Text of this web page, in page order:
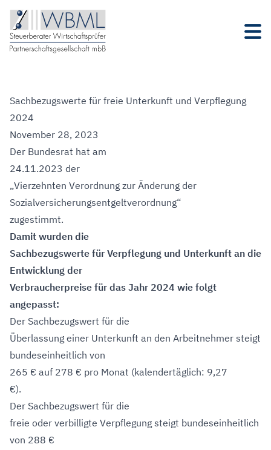
Sachbezugswerte für freie Unterkunft und Verpflegung
2024
November 28, 2023
Der Bundesrat hat am
24.11.2023 der
„Vierzehnten Verordnung zur Änderung der
Sozialversicherungsentgeltverordnung“
zugestimmt.
Damit wurden die
Sachbezugswerte für Verpflegung und Unterkunft an die
Entwicklung der
Verbraucherpreise für das Jahr 2024 wie folgt
angepasst:
Der Sachbezugswert für die
Überlassung einer Unterkunft an den Arbeitnehmer steigt
bundeseinheitlich von
265 € auf 278 € pro Monat (kalendertäglich: 9,27
€).
Der Sachbezugswert für die
freie oder verbilligte Verpflegung steigt bundeseinheitlich
von 288 €